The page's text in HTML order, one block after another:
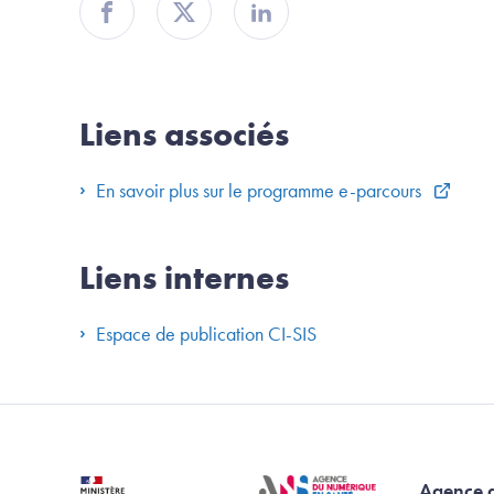
Partager sur Facebook
Partager sur TwitterPartager sur Linkedin
Liens associés
En savoir plus sur le programme e-parcours
Liens internes
Espace de publication CI-SIS